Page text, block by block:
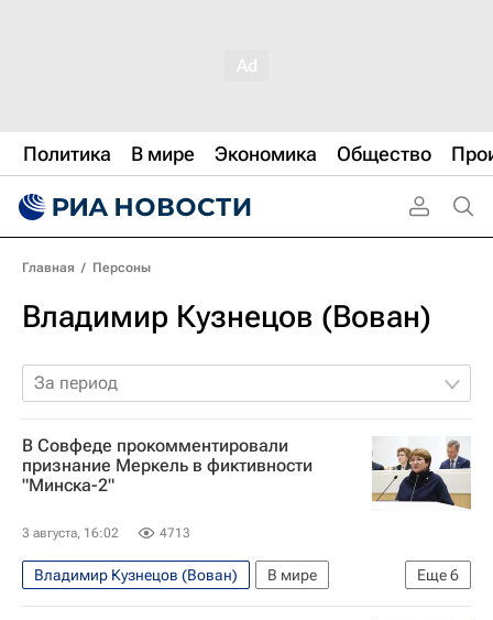
Политика В мире Экономика Общество
Главная / Персоны
Владимир Кузнецов (Вован)
За период
В Совфеде прокомментировали
признание Меркель в фиктивности
"Минска-2"
3 августа, 16:02 4713
Еще6
Владимир Кузнецов (Вован)
В мире
Россия
Донбасс
Германия